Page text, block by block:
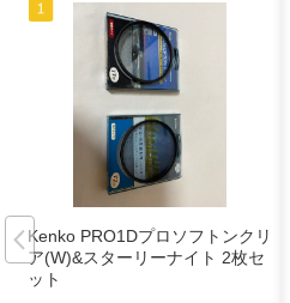
Kenko PRO1Dプロソフトンクリ
ア(W)&スターリーナイト 2枚セ
ット